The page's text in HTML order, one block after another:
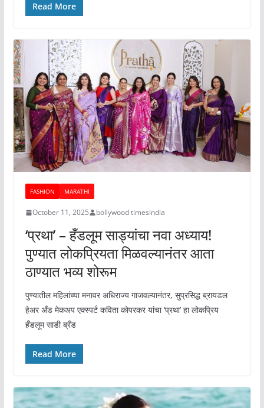
Read More
FASHION MARATHI
October 11, 2025 bollywood timesindia
‘प्रथा’ – हँडलूम साड्यांचा नवा अध्याय!
पुण्यात लोकप्रियता मिळवल्यानंतर आता
ठाण्यात भव्य शोरूम
पुण्यातील महिलांच्या मनावर अधिराज्य गाजवल्यानंतर, सुप्रसिद्ध ब्रायडल
हेअर अँड मेकअप एक्स्पर्ट कविता कोपरकर यांचा ‘प्रथा’ हा लोकप्रिय
हँडलूम साडी ब्रँड
Read More